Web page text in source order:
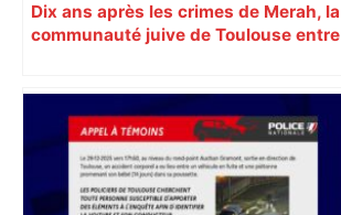
Dix ans après les crimes de Merah, la
communauté juive de Toulouse entre